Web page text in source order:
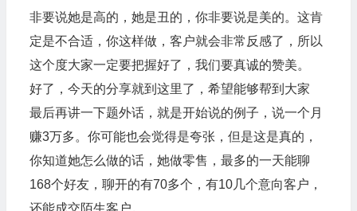
非要说她是高的，她是丑的，你非要说是美的。这肯
定是不合适，你这样做，客户就会非常反感了，所以
这个度大家一定要把握好了，我们要真诚的赞美。
好了，今天的分享就到这里了，希望能够帮到大家
最后再讲一下题外话，就是开始说的例子，说一个月
赚3万多。你可能也会觉得是夸张，但是这是真的，
你知道她怎么做的话，她做零售，最多的一天能聊
168个好友，聊开的有70多个，有10几个意向客户，
还能成交陌生客户。